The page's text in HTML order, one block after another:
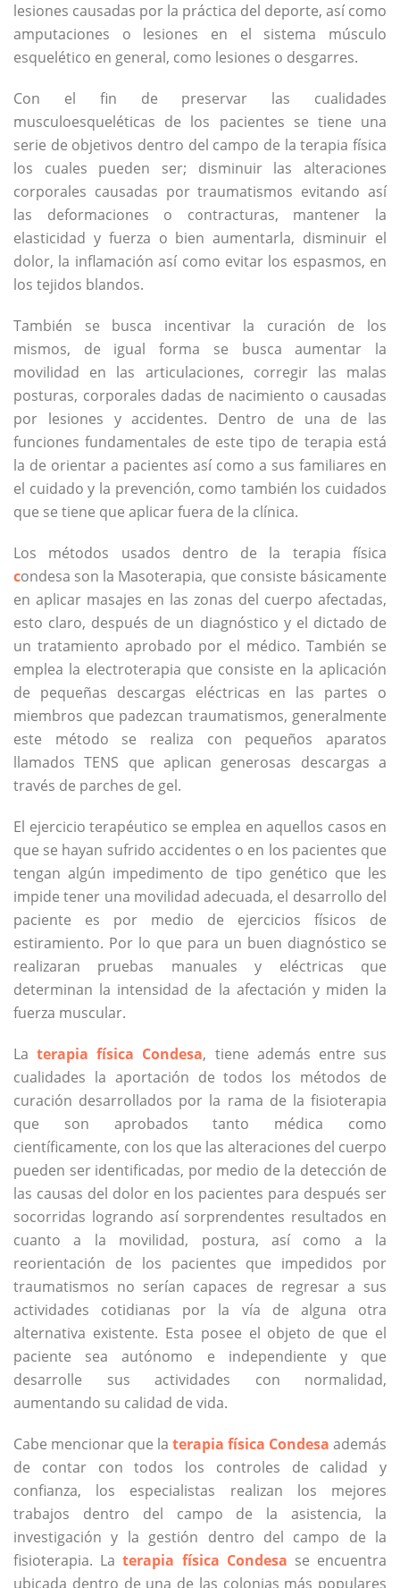
lesiones causadas por la práctica del deporte, así como
amputaciones o lesiones en el sistema músculo
esquelético en general, como lesiones o desgarres.
Con el fin de preservar las cualidades
musculoesqueléticas de los pacientes se tiene una
serie de objetivos dentro del campo de la terapia física
los cuales pueden ser; disminuir las alteraciones
corporales causadas por traumatismos evitando así
las deformaciones o contracturas, mantener la
elasticidad y fuerza o bien aumentarla, disminuir el
dolor, la inflamación así como evitar los espasmos, en
los tejidos blandos.
También se busca incentivar la curación de los
mismos, de igual forma se busca aumentar la
movilidad en las articulaciones, corregir las malas
posturas, corporales dadas de nacimiento o causadas
por lesiones y accidentes. Dentro de una de las
funciones fundamentales de este tipo de terapia está
la de orientar a pacientes así como a sus familiares en
el cuidado y la prevención, como también los cuidados
que se tiene que aplicar fuera de la clínica.
Los métodos usados dentro de la terapia física
condesa son la Masoterapia, que consiste básicamente
en aplicar masajes en las zonas del cuerpo afectadas,
esto claro, después de un diagnóstico y el dictado de
un tratamiento aprobado por el médico. También se
emplea la electroterapia que consiste en la aplicación
de pequeñas descargas eléctricas en las partes o
miembros que padezcan traumatismos, generalmente
este método se realiza con pequeños aparatos
llamados TENS que aplican generosas descargas a
través de parches de gel.
El ejercicio terapéutico se emplea en aquellos casos en
que se hayan sufrido accidentes o en los pacientes que
tengan algún impedimento de tipo genético que les
impide tener una movilidad adecuada, el desarrollo del
paciente es por medio de ejercicios físicos de
estiramiento. Por lo que para un buen diagnóstico se
realizaran pruebas manuales y eléctricas que
determinan la intensidad de la afectación y miden la
fuerza muscular.
Laterapia física Condesa, tiene además entre sus
cualidades la aportación de todos los métodos de
curación desarrollados por la rama de la fisioterapia
que son aprobados tanto médica como
científicamente, con los que las alteraciones del cuerpo
pueden ser identificadas, por medio de la detección de
las causas del dolor en los pacientes para después ser
socorridas logrando así sorprendentes resultados en
cuanto a la movilidad, postura, así como a la
reorientación de los pacientes que impedidos por
traumatismos no serían capaces de regresar a sus
actividades cotidianas por la vía de alguna otra
alternativa existente. Esta posee el objeto de que el
paciente sea autónomo e independiente y que
desarrolle sus actividades con normalidad,
aumentando su calidad de vida.
Cabe mencionar que la terapia física Condesa además
de contar con todos los controles de calidad y
confianza, los especialistas realizan los mejores
trabajos dentro del campo de la asistencia, la
investigación y la gestión dentro del campo de la
fisioterapia. Laterapia física Condesa se encuentra
ubicada dentro de una de las colonias más populares